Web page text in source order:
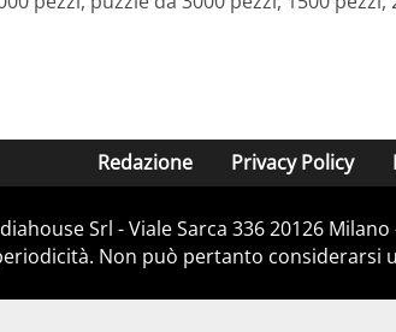
Redazione Privacy Policy
Srl - Viale Sarca 336 20126
Non può pertanto considerarsi